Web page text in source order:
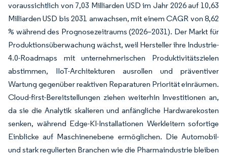
voraussichtlich von 7,03 Milliarden USD im Jahr 2026 auf 10,63
Milliarden USD bis 2031 anwachsen, mit einem CAGR von 8,62
% während des Prognosezeitraums (2026–2031). Der Markt für
Produktionsüberwachung wächst, weil Hersteller ihre Industrie-
4.0-Roadmaps mit unternehmerischen Produktivitätszielen
abstimmen, IIoT-Architekturen ausrollen und präventiver
Wartung gegenüber reaktiven Reparaturen Priorität einräumen.
Cloud-first-Bereitstellungen ziehen weiterhin Investitionen an,
da sie die Analytik skalieren und anfängliche Hardwarekosten
senken, während Edge-KI-Installationen Werkleitern sofortige
Einblicke auf Maschinenebene ermöglichen. Die Automobil-
und stark regulierten Branchen wie die Pharmaindustrie bleiben